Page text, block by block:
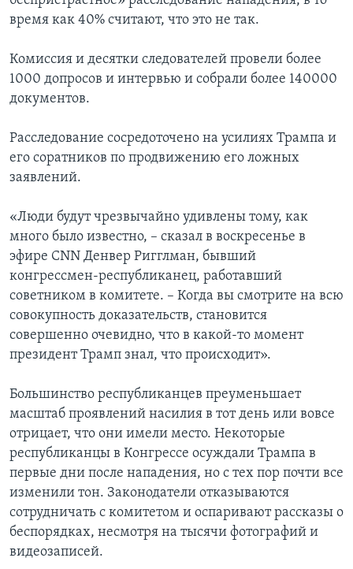
время как 40% считают, что это не так.
Комиссия и десятки следователей провели более
1000 допросов и интервью и собрали более 140000
документов.
Расследование сосредоточено на усилиях Трампа и
его соратников по продвижению его ложных
заявлений.
«Люди будут чрезвычайно удивлены тому, как
много было известно, – сказал в воскресенье в
эфире CNN Денвер Ригглман, бывший
конгрессмен-республиканец, работавший
советником в комитете. – Когда вы смотрите на всю
совокупность доказательств, становится
совершенно очевидно, что в какой-то момент
президент Трамп знал, что происходит».
Большинство республиканцев преуменьшает
масштаб проявлений насилия в тот день или вовсе
отрицает, что они имели место. Некоторые
республиканцы в Конгрессе осуждали Трампа в
первые дни после нападения, но с тех пор почти все
изменили тон. Законодатели отказываются
сотрудничать с комитетом и оспаривают рассказы о
беспорядках, несмотря на тысячи фотографий и
видеозаписей.